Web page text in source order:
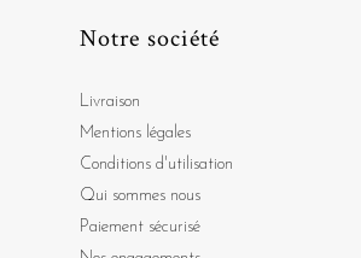
Notre société
Livraison
Mentions légales
Conditions d'utilisation
Qui sommes nous
Paiement sécurisé